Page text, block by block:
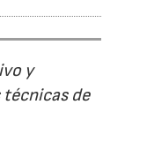
y
de